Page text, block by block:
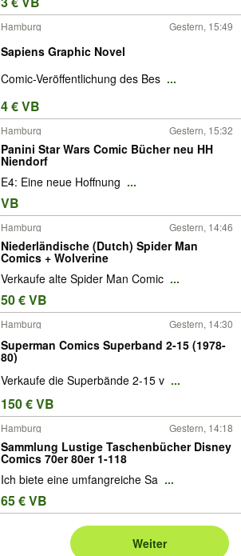
Hamburg Gestern, 15:49
Sapiens Graphic Novel
Comic-Veröffentlichung des Bes ...
4 € VB
Hamburg Gestern, 15:32
Panini Star Wars Comic Bücher neu HH
Niendorf
E4: Eine neue Hoffnung ...
VB
Hamburg Gestern, 14:46
Niederländische (Dutch) Spider Man
Comics + Wolverine
Verkaufe alte Spider Man Comic ...
50 € VB
Hamburg Gestern, 14:30
Superman Comics Superband 2-15 (1978-
80)
Verkaufe die Superbände 2-15 v ...
150 € VB
Hamburg Gestern, 14:18
Sammlung Lustige Taschenbücher Disney
Comics 70er 80er 1-118
Ich biete eine umfangreiche Sa ...
65 € VB
Weiter